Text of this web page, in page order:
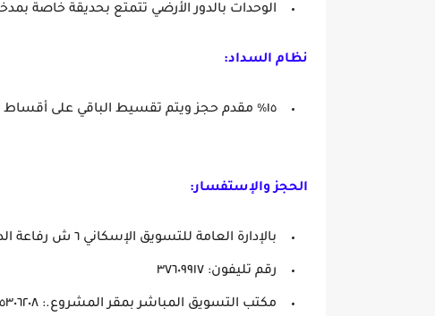
الوحدات بالدور الأرضي تتمتع بحديقة خاصة
نظام السداد:
١٥٪ مقدم حجز ويتم تقسيط الباقي على أقساط لمدة ١٠ سنوات بالفائدة المعمول بها عند التعاقد.
الحجز والإستفسار:
بالإدارة العامة للتسويق الإسكاني ٦ ش رفاعة الدقي امام مجلس الدولة.
رقم تليفون: ٣٧٦٠٩٩١٧
مكتب التسويق المباشر بمقر المشروع.: ٢٥٣٠٦٢٠٨